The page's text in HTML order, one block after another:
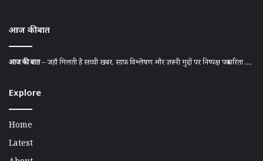
आज की बात
आज की बात– जहाँ मिलती है सच्ची खबर, साफ़ विश्लेषण और ज़रूरी मुद्दों पर निष्पक्ष पत्रकारिता ....
Explore
Home
Latest